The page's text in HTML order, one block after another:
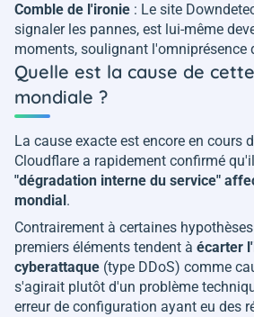
Comble de l'ironie : Le site
signaler les pannes, est lui-même
moments, soulignant l'omniprésence
Quelle est la cause de
mondiale ?
La cause exacte est encore en cours
Cloudflare a rapidement confirmé
"dégradation interne du service"
mondial .
Contrairement à certaines
premiers éléments tendent à écarter
cyberattaque (type DDoS) comme
s'agirait plutôt d'un problème
erreur de configuration ayant eu des